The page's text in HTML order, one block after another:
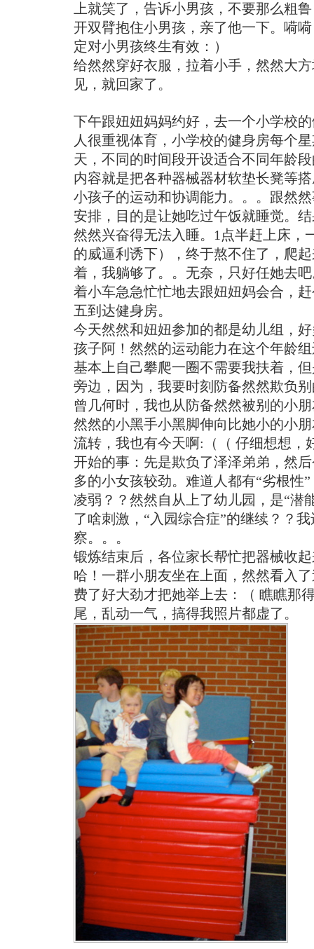
上就笑了，告诉小男孩，不要那么粗
开双臂抱住小男孩，亲了他一下。嗬
定对小男孩终生有效：）
给然然穿好衣服，拉着小手，然然大
见，就回家了。
下午跟妞妞妈妈约好，去一个小学校
人很重视体育，小学校的健身房每个
天，不同的时间段开设适合不同年龄
内容就是把各种器械器材软垫长凳等
小孩子的运动和协调能力。。。跟然
安排，目的是让她吃过午饭就睡觉。
然然兴奋得无法入睡。1点半赶上床，
的威逼利诱下），终于熬不住了，爬
着，我躺够了。。无奈，只好任她去
着小车急急忙忙地去跟妞妞妈会合，
五到达健身房。
今天然然和妞妞参加的都是幼儿组，
孩子阿！然然的运动能力在这个年龄
基本上自己攀爬一圈不需要我扶着，
旁边，因为，我要时刻防备然然欺负
曾几何时，我也从防备然然被别的小
然然的小黑手小黑脚伸向比她小的小
流转，我也有今天啊:（（ 仔细想想，
开始的事：先是欺负了泽泽弟弟，然
多的小女孩较劲。难道人都有“劣根性
凌弱？？然然自从上了幼儿园，是“潜
了啥刺激，“入园综合症”的继续？？
察。。。
锻炼结束后，各位家长帮忙把器械收
哈！一群小朋友坐在上面，然然看入
费了好大劲才把她举上去：（ 瞧瞧那
尾，乱动一气，搞得我照片都虚了。